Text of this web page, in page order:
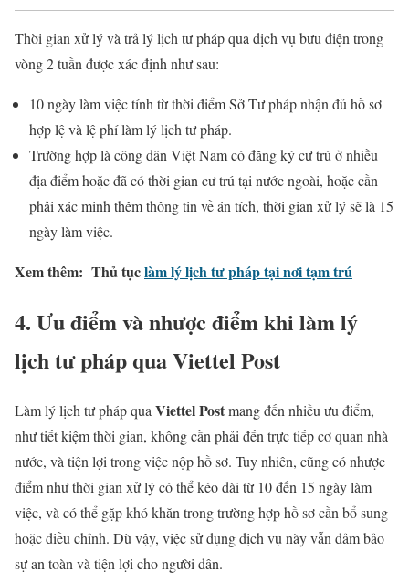
Thời gian xử lý và trả lý lịch tư pháp qua dịch vụ bưu điện trong
vòng 2 tuần được xác định như sau:
10 ngày làm việc tính từ thời điểm Sở Tư pháp nhận đủ hồ sơ
hợp lệ và lệ phí làm lý lịch tư pháp.
Trường hợp là công dân Việt Nam có đăng ký cư trú ở nhiều
địa điểm hoặc đã có thời gian cư trú tại nước ngoài, hoặc cần
phải xác minh thêm thông tin về án tích, thời gian xử lý sẽ là 15
ngày làm việc.
Xem thêm: Thủ tụclàm lý lịch tư pháp tại nơi tạm trú
4. Ưu điểm và nhược điểm khi làm lý
lịch tư pháp qua Viettel Post
Làm lý lịch tư pháp qua Viettel Postmang đến nhiều ưu điểm,
như tiết kiệm thời gian, không cần phải đến trực tiếp cơ quan nhà
nước, và tiện lợi trong việc nộp hồ sơ. Tuy nhiên, cũng có nhược
điểm như thời gian xử lý có thể kéo dài từ 10 đến 15 ngày làm
việc, và có thể gặp khó khăn trong trường hợp hồ sơ cần bổ sung
hoặc điều chỉnh. Dù vậy, việc sử dụng dịch vụ này vẫn đảm bảo
sự an toàn và tiện lợi cho người dân.